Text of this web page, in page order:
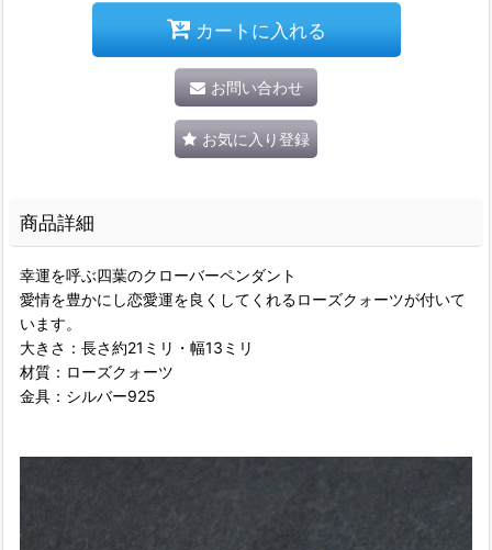
カートに入れる
お問い合わせ
お気に入り登録
商品詳細
幸運を呼ぶ四葉のクローバーペンダント
愛情を豊かにし恋愛運を良くしてくれるローズクォーツが付いて
います。
大きさ：長さ約21ミリ・幅13ミリ
材質：ローズクォーツ
金具：シルバー925